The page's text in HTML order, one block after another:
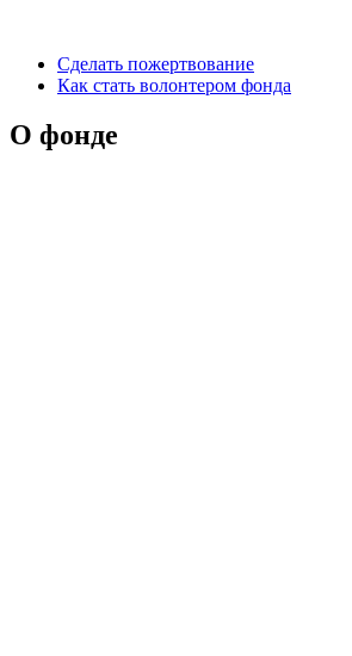
Сделать пожертвование
Как стать волонтером фонда
О фонде